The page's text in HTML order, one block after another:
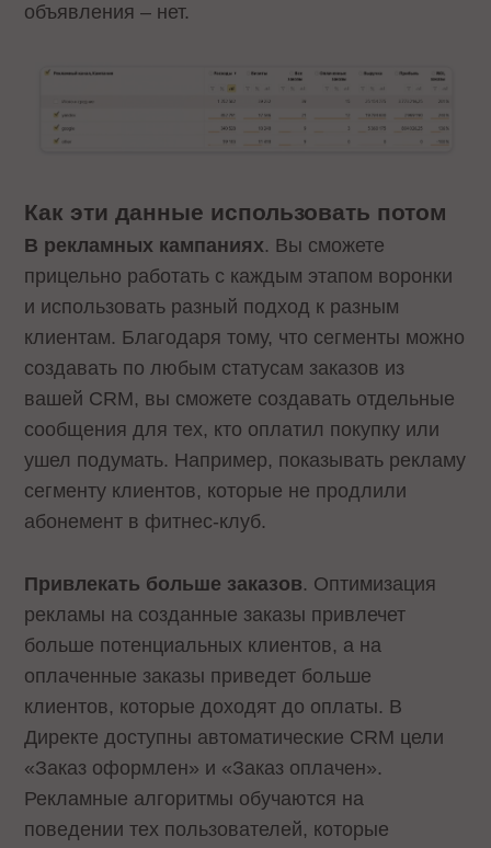
объявления – нет.
Как эти данные использовать потом
В рекламных кампаниях. Вы сможете
прицельно работать с каждым этапом воронки
и использовать разный подход к разным
клиентам. Благодаря тому, что сегменты можно
создавать по любым статусам заказов из
вашей CRM, вы сможете создавать отдельные
сообщения для тех, кто оплатил покупку или
ушел подумать. Например, показывать рекламу
сегменту клиентов, которые не продлили
абонемент в фитнес-клуб.
Привлекать больше заказов. Оптимизация
рекламы на созданные заказы привлечет
больше потенциальных клиентов, а на
оплаченные заказы приведет больше
клиентов, которые доходят до оплаты. В
Директе доступны автоматические CRM цели
«Заказ оформлен» и «Заказ оплачен».
Рекламные алгоритмы обучаются на
поведении тех пользователей, которые